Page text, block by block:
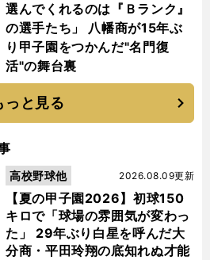
選んでくれるのは『Ｂランク』
の選手たち」 八幡商が15年ぶ
り甲子園をつかんだ"名門復
活"の舞台裏
っと見る
【夏の甲子園2026】初球150
キロで「球場の雰囲気が変わっ
た」 29年ぶり白星を呼んだ大
分商・平田玲翔の底知れぬ才能
2026.08.09更新
高校野球他